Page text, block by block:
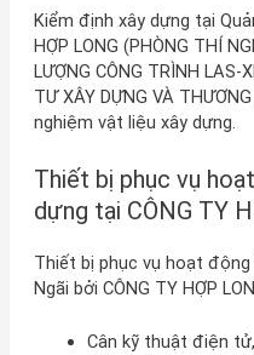
Kiểm định xây dựng tại
HỢP LONG (PHÒNG THÍ
LƯỢNG CÔNG TRÌNH
TƯ XÂY DỰNG VÀ
nghiệm vật liệu xây dựng.
Thiết bị phục vụ
dựng tại CÔNG TY
Thiết bị phục vụ hoạt
Ngãi bởi CÔNG TY HỢP
Cân kỹ thuật điện